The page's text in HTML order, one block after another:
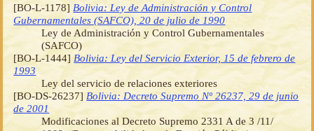
[BO-L-1178] Bolivia: Ley de Administración y Control
Gubernamentales (SAFCO), 20 de julio de 1990
Ley de Administración y Control Gubernamentales
(SAFCO)
[BO-L-1444] Bolivia: Ley del Servicio Exterior, 15 de febrero de
1993
Ley del servicio de relaciones exteriores
[BO-DS-26237] Bolivia: Decreto Supremo Nº 26237, 29 de junio
de 2001
Modificaciones al Decreto Supremo 2331 A de 3 /11/